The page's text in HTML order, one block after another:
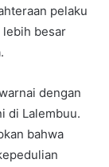
pelaku
lebih besar
dengan
di Lalembuu.
bahwa